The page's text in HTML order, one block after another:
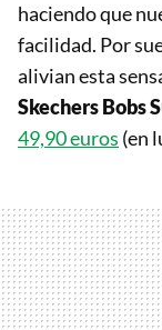
haciendo que
facilidad. Por
alivian esta
Skechers Bobs
49,90 euros (en